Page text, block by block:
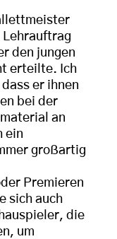
Lehrauftrag
den jungen
erteilte. Ich
er ihnen
bei der
an
ein
großartig
Premieren
sich auch
die
um